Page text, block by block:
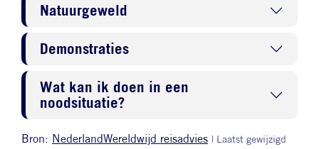
Natuurgeweld
Demonstraties
Wat kan ik doen in een
noodsituatie?
Bron: NederlandWereldwijd reisadvies | Laatst gewijzigd